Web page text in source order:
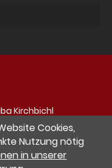
Kirchbichl
Kontakt
Cookies,
Nutzung nötig
in unserer